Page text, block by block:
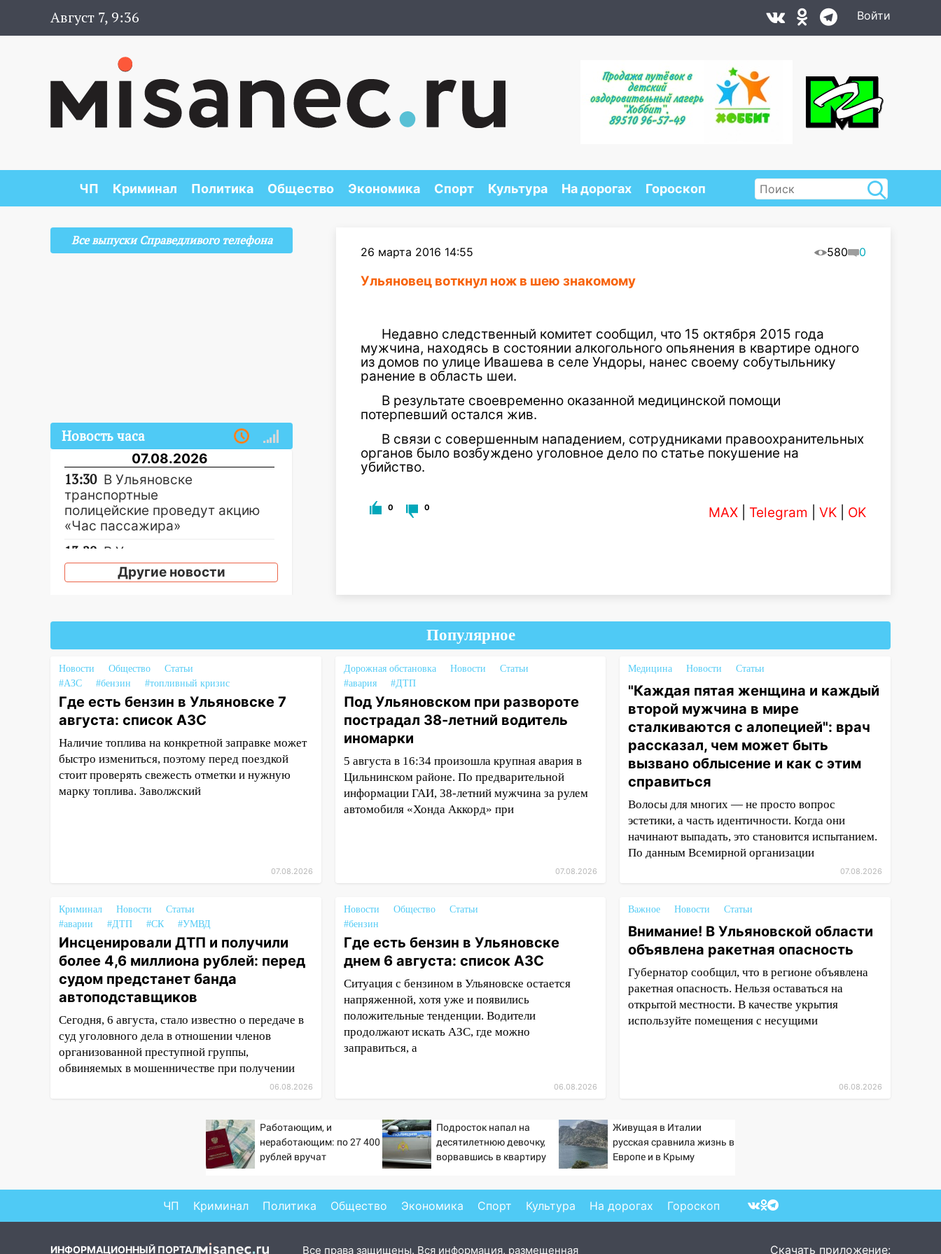
Август 7, 9:36 Войти
ЧП Криминал Политика Общество Экономика Спорт Культура На дорогах Гороскоп
26 марта 2016 14:55 580 0
Ульяновец воткнул нож в шею знакомому
Недавно следственный комитет сообщил, что 15 октября 2015 года
мужчина, находясь в состоянии алкогольного опьянения в квартире одного
из домов по улице Ивашева в селе Ундоры, нанес своему собутыльнику
ранение в область шеи.
В результате своевременно оказанной медицинской помощи
потерпевший остался жив.
В связи с совершенным нападением, сотрудниками правоохранительных
органов было возбуждено уголовное дело по статье покушение на
убийство.
0 0 MAX Telegram VK OK
Все выпуски Справедливого телефона
Новость часа
07.08.2026
13:30 В Ульяновске
транспортные
полицейские проведут акцию
«Час пассажира»
13:20 В Ульяновске за один
день обокрали женщину на
пляже и подростка в сквере
мужчина выбросил из машины
задержали
12:34 На Ульяновскую область
надвигается сильнейшая
непогода: град и шквал до 27
м/с
12:31
Ульяновец хотел купить
иномарку из Европы и потерял
760 тысяч рублей
АЗС
11:50 Заснул рядом с ребёнком
и случайно задушил его: суд
вынес приговор
11:38 В Ленинском районе
пожар полностью уничтожил
дачный дом и сарай
11:38 В Госдуме предложили
отменить ЕГЭ с 2027 года
контейнерных площадках
шахматистка Валерия
11:16 В Ульяновске открыли
Другие новости
Популярное
Новости Общество
Статьи
#АЗС
#бензин #топливный кризис
Где есть бензин в Ульяновске 7
августа: список АЗС
Наличие топлива на конкретной заправке может
быстро измениться, поэтому перед поездкой
стоит проверять свежесть отметки и нужную
марку топлива. Заволжский
07.08.2026
Дорожная обстановка Новости
Статьи
#авария
#ДТП
Под Ульяновском при развороте
пострадал 38-летний водитель
иномарки
5 августа в 16:34 произошла крупная авария в
Цильнинском районе. По предварительной
информации ГАИ, 38-летний мужчина за рулем
автомобиля «Хонда Аккорд» при
07.08.2026
Медицина Новости Статьи
"Каждая пятая женщина и каждый
второй мужчина в мире
сталкиваются с алопецией": врач
рассказал, чем может быть
вызвано облысение и как с этим
справиться
Волосы для многих — не просто вопрос
эстетики, а часть идентичности. Когда они
начинают выпадать, это становится испытанием.
По данным Всемирной организации
07.08.2026
Криминал Новости
Статьи
#аварии
#ДТП #СК #УМВД
Инсценировали ДТП и получили
более 4,6 миллиона рублей: перед
судом предстанет банда
автоподставщиков
Сегодня, 6 августа, стало известно о передаче в
суд уголовного дела в отношении членов
организованной преступной группы,
обвиняемых в мошенничестве при получении
06.08.2026
Новости Общество
Статьи
#бензин
Где есть бензин в Ульяновске
днем 6 августа: список АЗС
Ситуация с бензином в Ульяновске остается
напряженной, хотя уже и появились
положительные тенденции. Водители
продолжают искать АЗС, где можно
заправиться, а
06.08.2026
Важное Новости Статьи
Внимание! В Ульяновской области
объявлена ракетная опасность
Губернатор сообщил, что в регионе объявлена
ракетная опасность. Нельзя оставаться на
открытой местности. В качестве укрытия
используйте помещения с несущими
06.08.2026
Работающим, и
неработающим: по 27 400
рублей вручат
Подросток напал на
десятилетнюю девочку,
ворвавшись в квартиру
Живущая в Италии
русская сравнила жизнь в
Европе и в Крыму
ЧП Криминал Политика Общество Экономика Спорт Культура На дорогах Гороскоп
ИНФОРМАЦИОННЫЙ ПОРТАЛ
Все права защищены. Вся информация, размещенная
Скачать приложение: